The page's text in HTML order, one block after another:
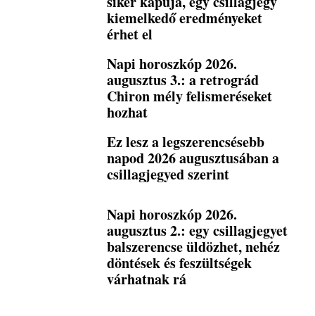
kiemelkedő eredményeket
érhet el
Napi horoszkóp 2026.
augusztus 3.: a retrográd
Chiron mély felismeréseket
hozhat
Ez lesz a legszerencsésebb
napod 2026 augusztusában a
csillagjegyed szerint
Napi horoszkóp 2026.
augusztus 2.: egy csillagjegyet
balszerencse üldözhet, nehéz
döntések és feszültségek
várhatnak rá